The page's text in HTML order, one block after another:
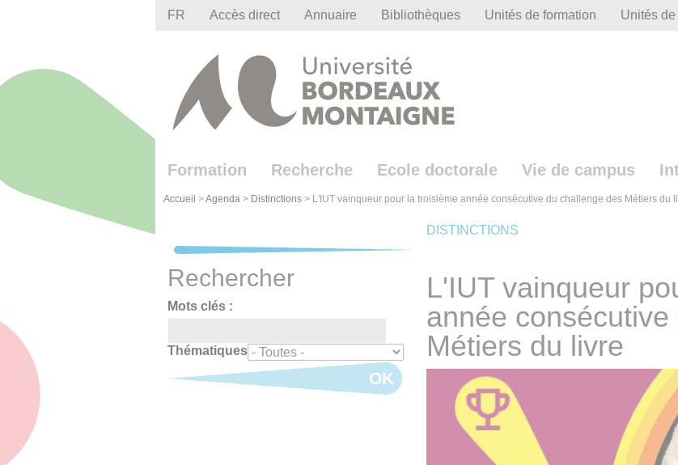
FR Accès direct Annuaire Bibliothèques Unités de formation Unités
Formation Recherche Ecole doctorale Vie de campus
Accueil >Agenda > Distinctions > L'IUT vainqueur pour la troisième année consécutive du challenge des Métiers du
DISTINCTIONS
L'IUT vainqueur
année
Métiers du livre
Rechercher
Mots clés :
Thématiques
OK